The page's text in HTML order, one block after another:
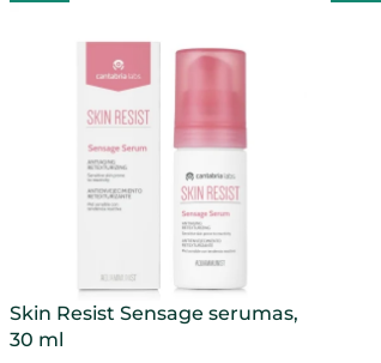
Skin Resist Sensage serumas,
30 ml